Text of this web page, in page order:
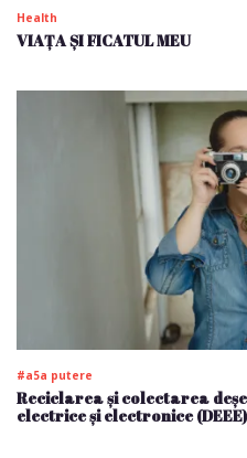
Health
VIAȚA ȘI FICATUL MEU
#a5a putere
Reciclarea și colectarea
electrice și electronice (DEEE)